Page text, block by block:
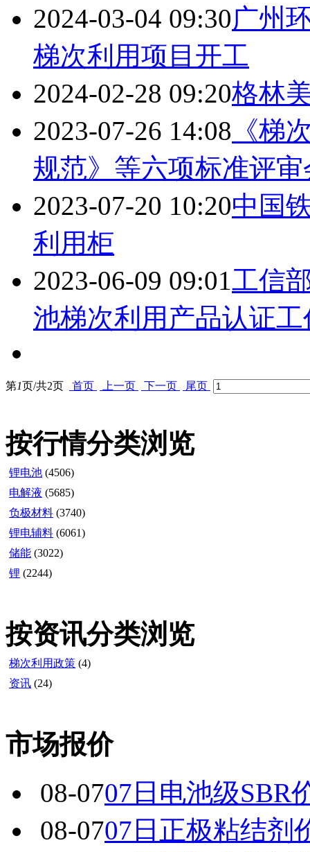
2024-03-04 09:30广州
梯次利用项目开工
2024-02-28 09:20格林
2023-07-26 14:08 《梯
规范》等六项标准评
2023-07-20 10:20中国
利用柜
2023-06-09 09:01工信
池梯次利用产品认证工
第1页/共2页 首页 上一页 下一页 尾页
按行情分类浏览
锂电池 (4506)
电解液 (5685)
负极材料 (3740)
锂电辅料 (6061)
储能 (3022)
锂 (2244)
按资讯分类浏览
梯次利用政策 (4)
资讯 (24)
市场报价
08-0707日电池级SBR
08-0707日正极粘结剂